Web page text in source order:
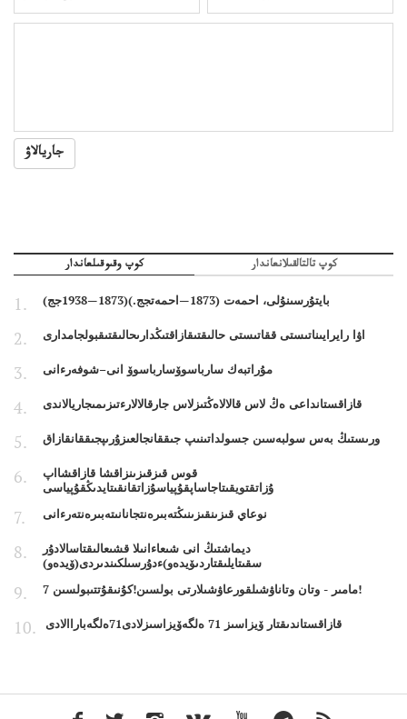
جاريالاۋ
كوپ وقىوقىلعاندار كوپ تالتالقىلانعاندار
بايتۇرسىنۇلى، احمەت (1873—احمەتجج.)(1873—1938جج)
اۋا رايرايىناتىستى ققاتىستى حالىقتىقازاقتىڭدارىحالىقتىقبولجامدارى
مۇراتبەك سارباسوۆسارباسوۆ انى–شوفەرءانى
قازاقستانداعى ەڭ لاس قالالاەڭتىزلاس جارقالالارءتىزىمىجاريالاندى
ورىستىڭ بەس سولبەسىن جسولداتىنىپ جىققانجالعىزۇرىپجىققانقازاق
قوس قىزقىزىنزاقشا قازاقشااپ
ۇزاتقتويقىتاجاساپقۇپياسۇزاتقانقىتايدىڭقۇپياسى
نوعاي قىزىنقىزىنىڭتەبىرەنتجانانىتەبىرەنتەرءانى
ديماشتىڭ انى شىعاءانىلا قشىعالىقتاسالادۇر
سقىتايلىقتاردىۆيدەو)ءدۇرسىلكىندىردى(ۆيدەو)
7 مامىر - وتان وتاناۋشىلقورعاۋشىلارتى بولسىن!كۇنىقۇتتىبولسىن!
قازاقستاندىقتار ۆيزاسىز 71 ەلگەۆيزاسىزلادى71ەلگەباراالادى